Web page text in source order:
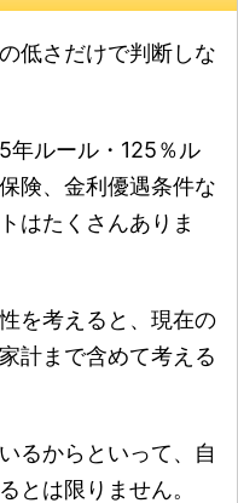
低さだけで判断しな
年ルール・125％ル
険、金利優遇条件な
はたくさんありま
を考えると、現在の
計まで含めて考える
るからといって、自
とは限りません。